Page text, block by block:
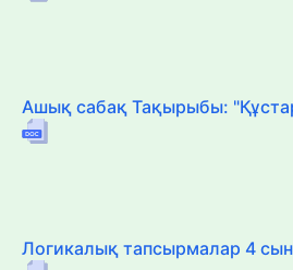
Ашық сабақ Тақырыбы:
Логикалық тапсырмалар 4